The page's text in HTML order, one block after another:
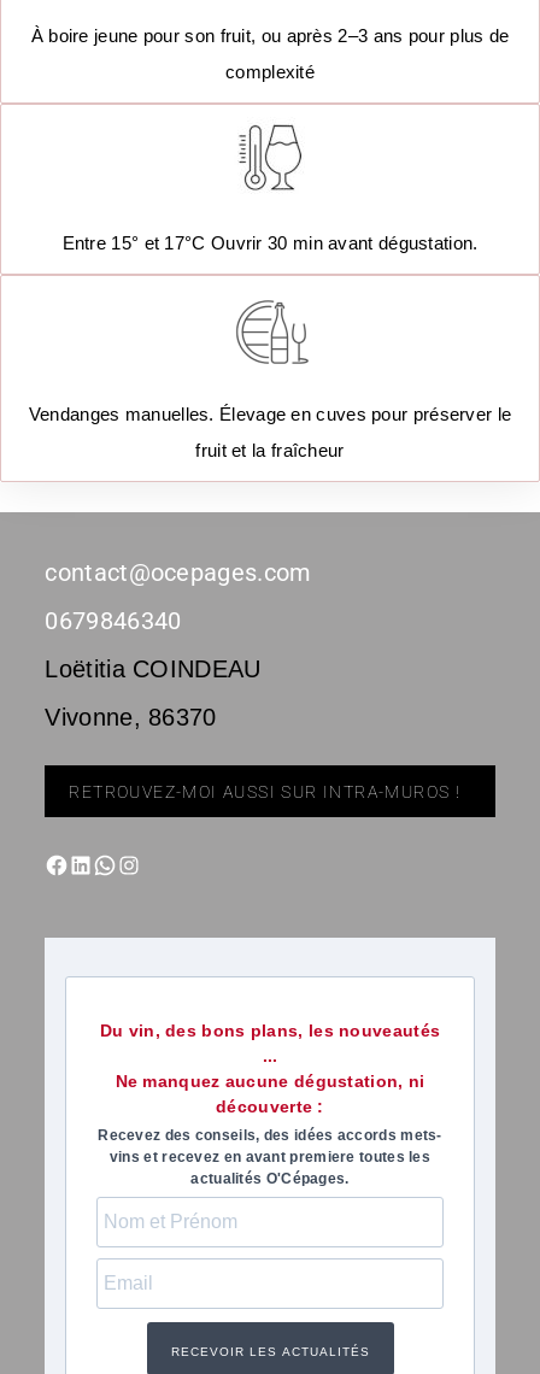
À boire jeune pour son fruit, ou après 2–3 ans pour plus de
complexité
Entre 15° et 17°C Ouvrir 30 min avant dégustation.
Vendanges manuelles. Élevage en cuves pour préserver le
fruit et la fraîcheur
contact@ocepages.com
0679846340
Loëtitia COINDEAU
Vivonne, 86370
RETROUVEZ-MOI AUSSI SUR INTRA-MUROS !
Du vin, des bons plans, les nouveautés
...
Ne manquez aucune dégustation, ni
découverte :
Recevez des conseils, des idées accords mets-
vins et recevez en avant premiere toutes les
actualités O'Cépages.
RECEVOIR LES ACTUALITÉS